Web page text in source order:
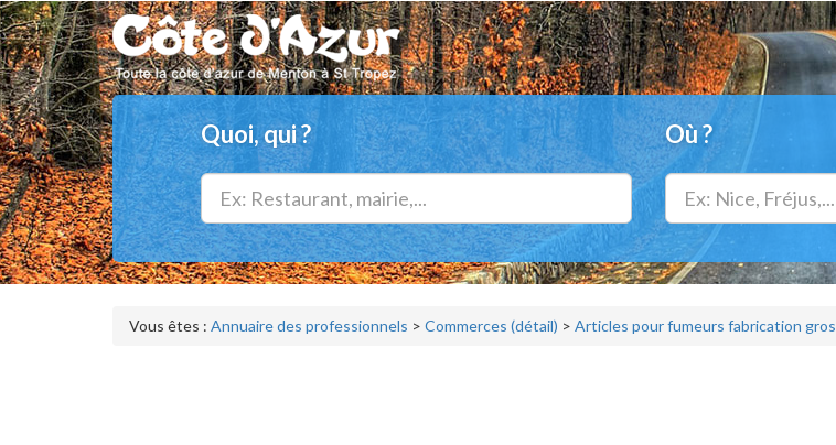
Quoi, qui ? Où ?
Vous êtes : Annuaire des professionnels > Commerces (détail) > Articles pour fumeurs fabrication gros